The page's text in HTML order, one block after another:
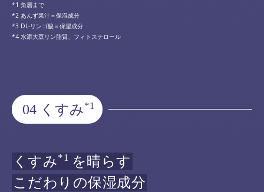
角層まで
あんず果汁＝保湿成分
DL-リンゴ酸＝保湿成分
水添大豆リン脂質、フィトステロール
04 くすみ*1
くすみ*1 を晴らす
こだわりの保湿成分